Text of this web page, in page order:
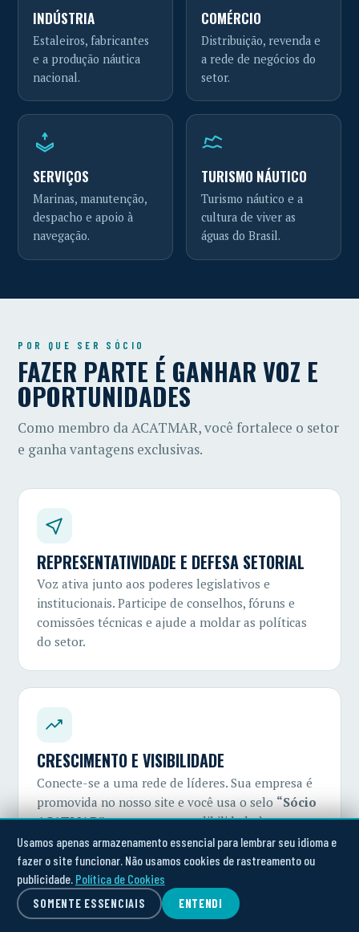
INDÚSTRIA
Estaleiros, fabricantes
e a produção náutica
nacional.
COMÉRCIO
Distribuição, revenda e
a rede de negócios do
setor.
SERVIÇOS
Marinas, manutenção,
despacho e apoio à
navegação.
TURISMO NÁUTICO
Turismo náutico e a
cultura de viver as
águas do Brasil.
POR QUE SER SÓCIO
FAZER PARTE É GANHAR VOZ E
OPORTUNIDADES
Como membro da ACATMAR, você fortalece o setor
e ganha vantagens exclusivas.
REPRESENTATIVIDADE E DEFESA SETORIAL
Voz ativa junto aos poderes legislativos e
institucionais. Participe de conselhos, fóruns e
comissões técnicas e ajude a moldar as políticas
do setor.
CRESCIMENTO E VISIBILIDADE
Conecte-se a uma rede de líderes. Sua empresa é
promovida no nosso site e você usa o selo “Sócio
ACATMAR”para agregar credibilidade à marca.
Usamos apenas armazenamento essencial para lembrar seu idioma e
fazer o site funcionar. Não usamos cookies de rastreamento ou
publicidade. Política de Cookies
SOMENTE ESSENCIAIS ENTENDI